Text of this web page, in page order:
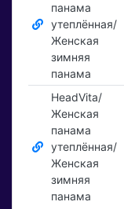
панама
утеплённая/
Женская
зимняя
панама
HeadVita/
Женская
панама
утеплённая/
Женская
зимняя
панама